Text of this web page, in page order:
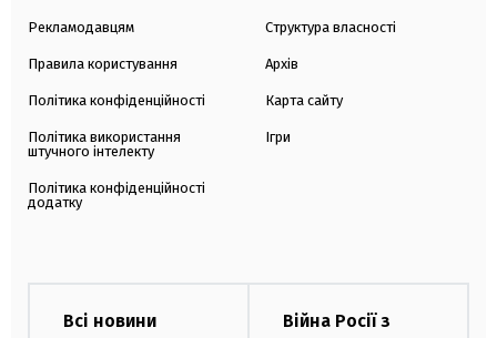
Рекламодавцям
Правила користування
Політика конфіденційності
Політика використання
штучного інтелекту
Політика конфіденційності
додатку
Структура власності
Архів
Карта сайту
Ігри
Всі новини
Війна Росії з